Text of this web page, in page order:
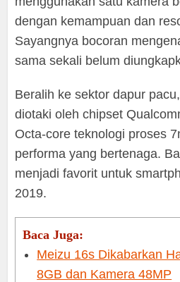
dengan kemampuan dan
Sayangnya bocoran
sama sekali belum
Beralih ke sektor dapur
diotaki oleh chipset
Octa-core teknologi proses
performa yang bertenaga.
menjadi favorit untuk
2019.
Baca Juga:
Meizu 16s Dikabarkan
8GB dan Kamera 48MP